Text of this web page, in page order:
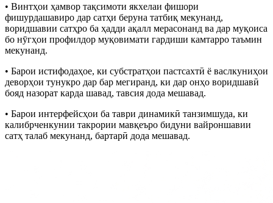
• Винтҳои ҳамвор тақсимоти якхелаи фишори
фишурдашавиро дар сатҳи беруна татбиқ мекунанд,
воридшавии сатҳро ба ҳадди ақалл мерасонанд ва дар муқоиса
бо нӯгҳои профилдор муқовимати гардиши камтарро таъмин
мекунанд.
• Барои истифодаҳое, ки субстратҳои пастсахтӣ ё васлкуниҳои
деворҳои тунукро дар бар мегиранд, ки дар онҳо воридшавӣ
бояд назорат карда шавад, тавсия дода мешавад.
• Барои интерфейсҳои ба таври динамикӣ танзимшуда, ки
калибрченкунии такрории мавқеъро бидуни вайроншавии
сатҳ талаб мекунанд, бартарӣ дода мешавад.